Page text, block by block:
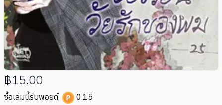
฿15.00
ซื้อเล่มนี้รับพอยต์ 0.15